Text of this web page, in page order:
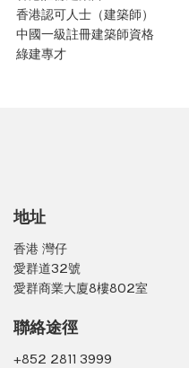
香港認可人士（建築師）
中國一級註冊建築師資格
綠建專才
地址
香港 灣仔
愛群道32號
愛群商業大廈8樓802室
聯絡途徑
+852 2811 3999